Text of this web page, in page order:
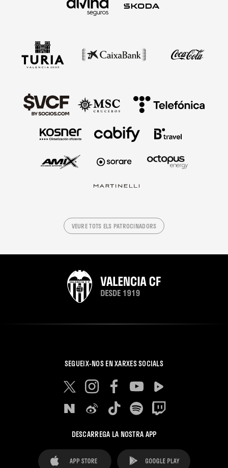
VEURE TOTS ELS PATROCINADORS
SEGUEIX-NOS EN XARXES SOCIALS
DESCARREGA LA NOSTRA APP